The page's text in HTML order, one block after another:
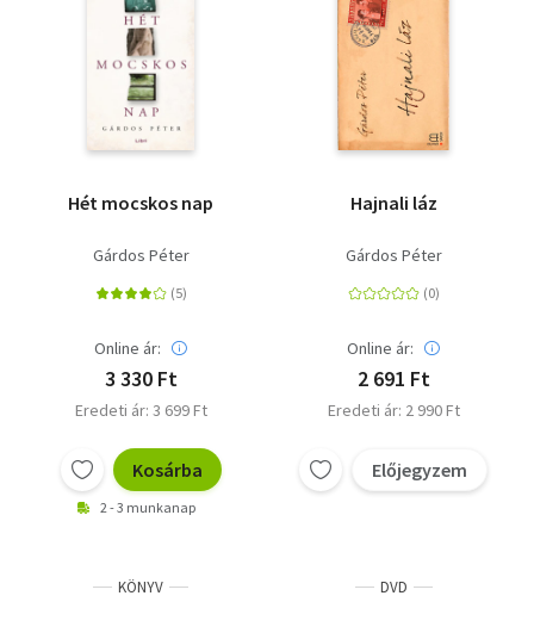
Hét mocskos nap
Gárdos Péter
Online ár:
3 330 Ft
Eredeti ár: 3 699 Ft
Kosárba
2 - 3 munkanap
Hajnali láz
Gárdos Péter
Online ár:
2 691 Ft
Eredeti ár: 2 990 Ft
Előjegyzem
KÖNYV DVD